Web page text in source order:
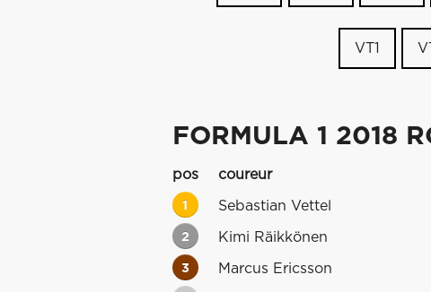
VT1
FORMULA 1 2018
pos coureur
1 Sebastian Vettel
2 Kimi Räikkönen
3 Marcus Ericsson